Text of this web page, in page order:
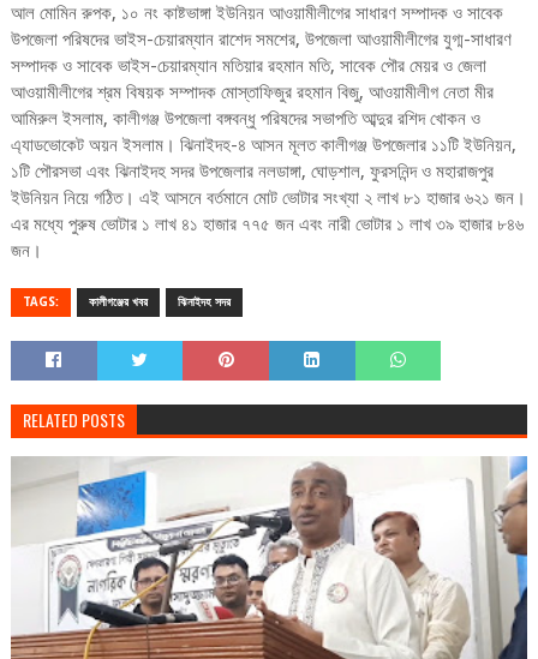
আল মোমিন রুপক, ১০ নং কাষ্টভাঙ্গা ইউনিয়ন আওয়ামীলীগের সাধারণ সম্পাদক ও সাবেক
উপজেলা পরিষদের ভাইস-চেয়ারম্যান রাশেদ সমশের, উপজেলা আওয়ামীলীগের যুগ্ম-সাধারণ
সম্পাদক ও সাবেক ভাইস-চেয়ারম্যান মতিয়ার রহমান মতি, সাবেক পৌর মেয়র ও জেলা
আওয়ামীলীগের শ্রম বিষয়ক সম্পাদক মোস্তাফিজুর রহমান বিজু, আওয়ামীলীগ নেতা মীর
আমিরুল ইসলাম, কালীগঞ্জ উপজেলা বঙ্গবন্ধু পরিষদের সভাপতি আব্দুর রশিদ খোকন ও
এ্যাডভোকেট অয়ন ইসলাম। ঝিনাইদহ-৪ আসন মূলত কালীগঞ্জ উপজেলার ১১টি ইউনিয়ন,
১টি পৌরসভা এবং ঝিনাইদহ সদর উপজেলার নলডাঙ্গা, ঘোড়শাল, ফুরসনিন্দ ও মহারাজপুর
ইউনিয়ন নিয়ে গঠিত। এই আসনে বর্তমানে মোট ভোটার সংখ্যা ২ লাখ ৮১ হাজার ৬২১ জন।
এর মধ্যে পুরুষ ভোটার ১ লাখ ৪১ হাজার ৭৭৫ জন এবং নারী ভোটার ১ লাখ ৩৯ হাজার ৮৪৬
জন।
TAGS: কালীগঞ্জের খবর ঝিনাইদহ সদর
RELATED POSTS